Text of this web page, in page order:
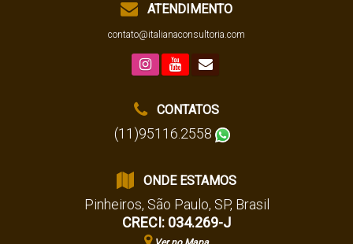
ATENDIMENTO
contato@italianaconsultoria.com
CONTATOS
(11)95116.2558
ONDE ESTAMOS
Pinheiros, São Paulo, SP, Brasil
CRECI: 034.269-J